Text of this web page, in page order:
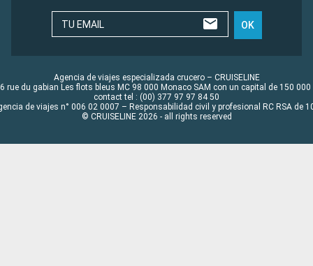
TU EMAIL OK
Agencia de viajes especializada crucero – CRUISELINE
rue du gabian Les flots bleus MC 98 000 Monaco SAM con un capital de 150 000
contact tel : (00) 377 97 97 84 50
de viajes n° 006 02 0007 – Responsabilidad civil y profesional RC RSA de
© CRUISELINE 2026 - all rights reserved